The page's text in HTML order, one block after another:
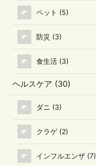
ペット (5)
防災 (3)
食生活 (3)
ヘルスケア (30)
ダニ (3)
クラゲ (2)
インフルエンザ (7)